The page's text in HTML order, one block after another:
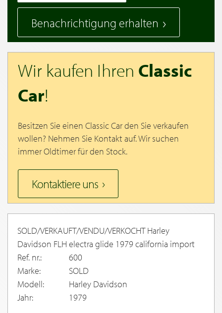
Benachrichtigung erhalten
Wir kaufen Ihren Classic
Car!
Besitzen Sie einen Classic Car den Sie verkaufen
wollen? Nehmen Sie Kontakt auf. Wir suchen
immer Oldtimer für den Stock.
Kontaktiere uns
SOLD/VERKAUFT/VENDU/VERKOCHT Harley
Davidson FLH electra glide 1979 california import
Ref. nr.:
600
Marke:
SOLD
Modell:
Harley Davidson
Jahr:
1979